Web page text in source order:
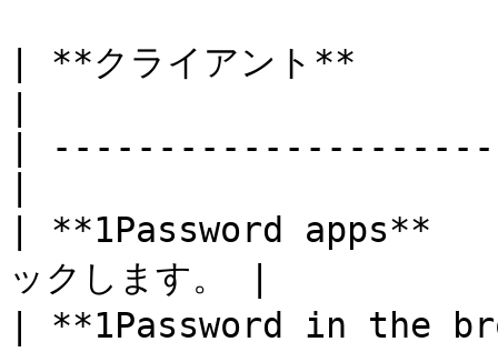
| **クライアント**
|
| **1Password apps**
ックします。 |
| **1Password in the